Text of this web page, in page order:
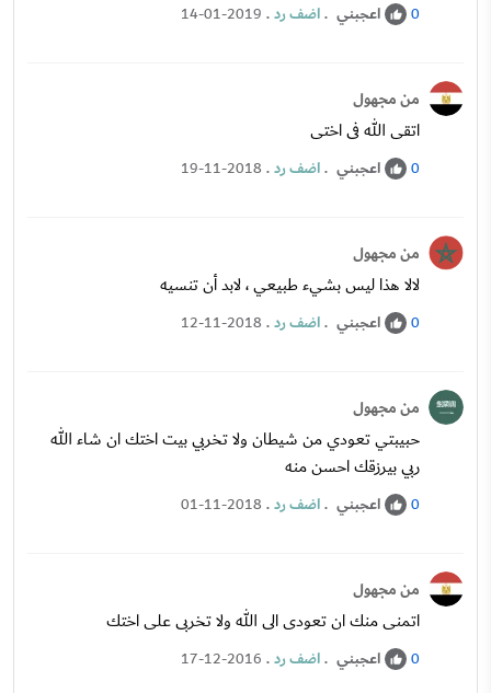
0 اعجبني .اضف رد.
14-01-2019
من مجهول
اتقى الله فى اختى
0 اعجبني .اضف رد.
19-11-2018
من مجهول
لالا هذا ليس بشيء طبيعي ، لابد أن تنسيه
0 اعجبني .اضف رد.
12-11-2018
من مجهول
حبيبتي تعودي من شيطان ولا تخربي بيت اختك ان شاء الله
ربي بيرزقك احسن منه
0 اعجبني .اضف رد.
01-11-2018
من مجهول
اتمنى منك ان تعودى الى الله ولا تخربى على اختك
0 اعجبني .اضف رد.
17-12-2016